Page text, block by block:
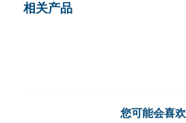
相关产品
您可能会喜欢